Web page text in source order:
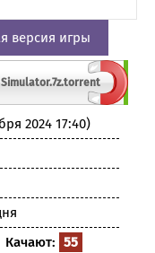
версия игры
2024 17:40)
Качают: 55